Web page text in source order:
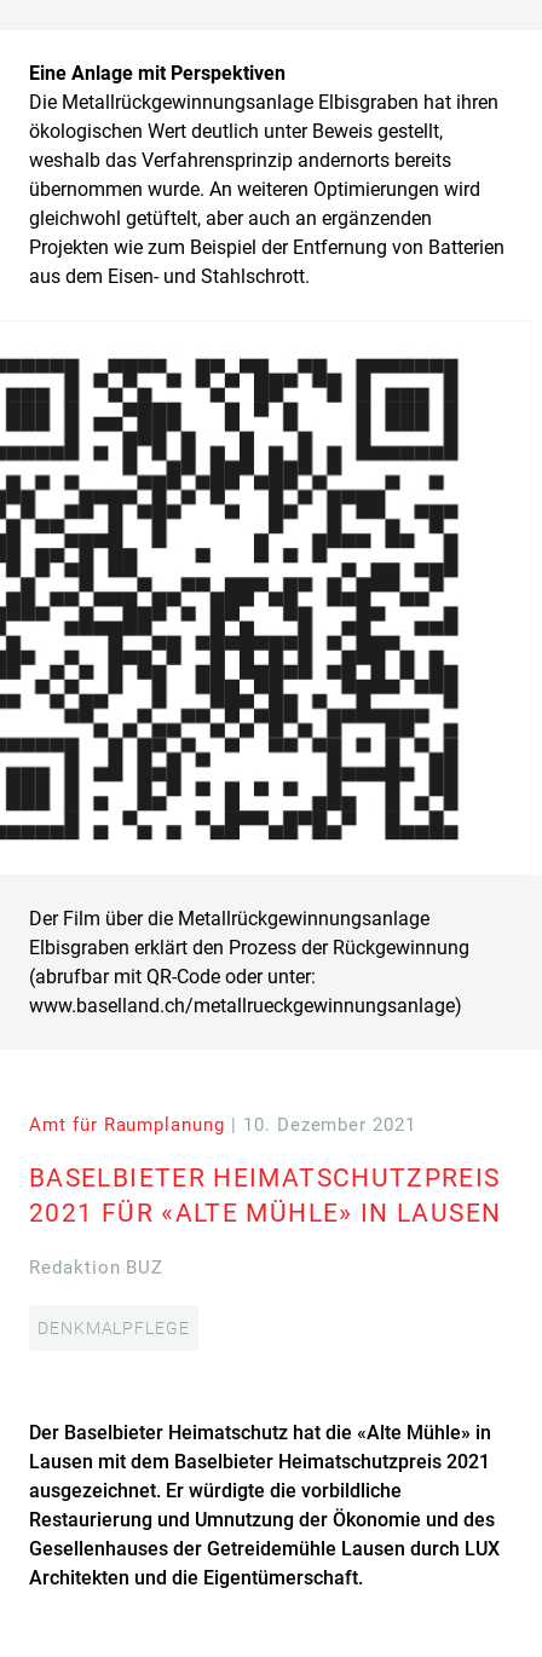
Eine Anlage mit Perspektiven
Die Metallrückgewinnungsanlage Elbisgraben hat ihren
ökologischen Wert deutlich unter Beweis gestellt,
weshalb das Verfahrensprinzip andernorts bereits
übernommen wurde. An weiteren Optimierungen wird
gleichwohl getüftelt, aber auch an ergänzenden
Projekten wie zum Beispiel der Entfernung von Batterien
aus dem Eisen- und Stahlschrott.
Der Film über die Metallrückgewinnungsanlage
Elbisgraben erklärt den Prozess der Rückgewinnung
(abrufbar mit QR-Code oder unter:
www.baselland.ch/metallrueckgewinnungsanlage)
Amt für Raumplanung | 10. Dezember 2021
BASELBIETER HEIMATSCHUTZPREIS
2021 FÜR «ALTE MÜHLE» IN LAUSEN
Redaktion BUZ
DENKMALPFLEGE
Der Baselbieter Heimatschutz hat die «Alte Mühle» in
Lausen mit dem Baselbieter Heimatschutzpreis 2021
ausgezeichnet. Er würdigte die vorbildliche
Restaurierung und Umnutzung der Ökonomie und des
Gesellenhauses der Getreidemühle Lausen durch LUX
Architekten und die Eigentümerschaft.